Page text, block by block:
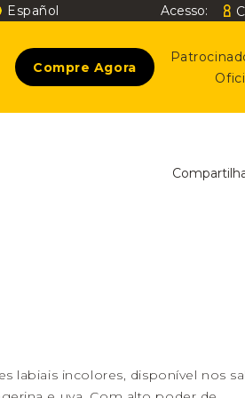
Buscar
Español Acesso:
Compre Agora
labiais incolores, disponível nos